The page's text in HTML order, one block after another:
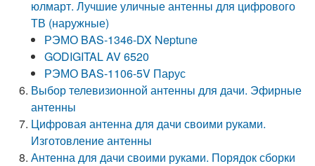
юлмарт. Лучшие уличные антенны для цифрового
ТВ (наружные)
РЭМО BAS-1346-DX Neptune
GODIGITAL AV 6520
РЭМО BAS-1106-5V Парус
Выбор телевизионной антенны для дачи. Эфирные
антенны
Цифровая антенна для дачи своими руками.
Изготовление антенны
Антенна для дачи своими руками. Порядок сборки